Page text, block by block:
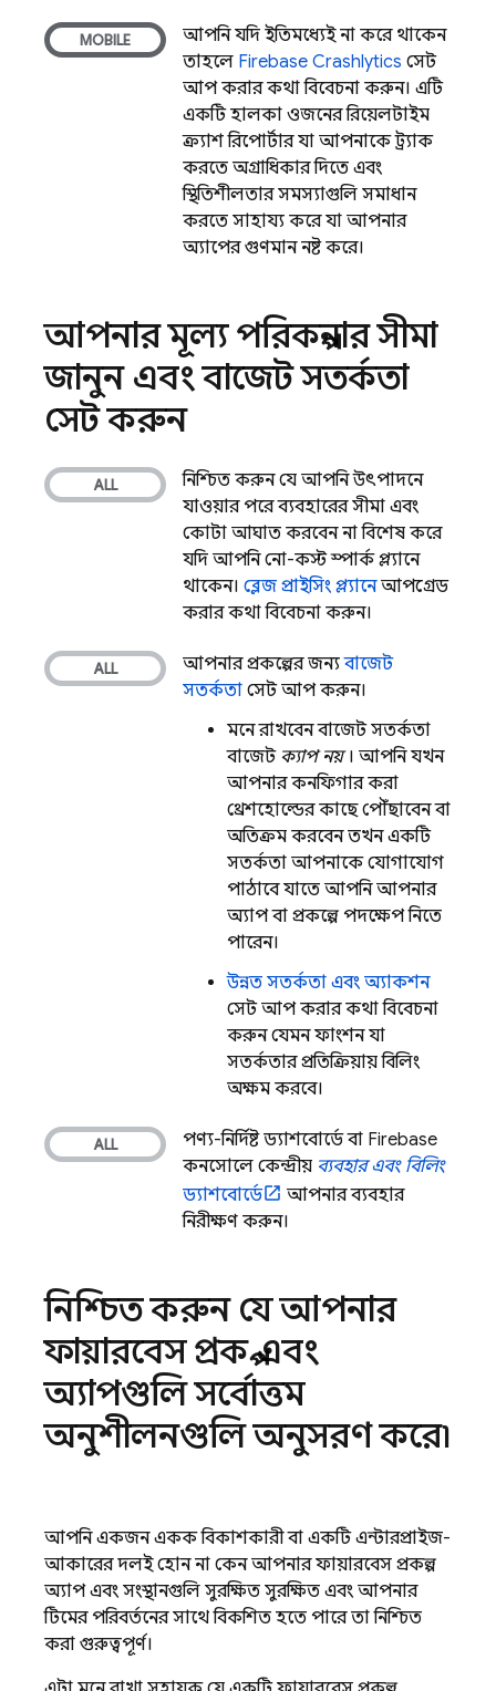
আপনি যদি ইতিমধ্যেই না করে থাকেন
তাহলে Firebase Crashlytics সেট
আপ করার কথা বিবেচনা করুন। এটি
একটি হালকা ওজনের, রিয়েলটাইম
ক্র্যাশ রিপোর্টার যা আপনাকে ট্র্যাক
করতে, অগ্রাধিকার দিতে এবং
স্থিতিশীলতার সমস্যাগুলি সমাধান
করতে সাহায্য করে যা আপনার
অ্যাপের গুণমান নষ্ট করে।
আপনার মূল্য পরিকল্পনার সীমা
জানুন এবং বাজেট সতর্কতা
সেট করুন
নিশ্চিত করুন যে আপনি উৎপাদনে
যাওয়ার পরে ব্যবহারের সীমা এবং
কোটা আঘাত করবেন না, বিশেষ করে
যদি আপনি নো-কস্ট স্পার্ক প্ল্যানে
থাকেন। ব্লেজ প্রাইসিং প্ল্যানেআপগ্রেড
করার কথা বিবেচনা করুন।
আপনার প্রকল্পের জন্যবাজেট
সতর্কতা সেট আপ করুন।
মনে রাখবেন বাজেট সতর্কতা
বাজেট ক্যাপ নয়। আপনি যখন
আপনার কনফিগার করা
থ্রেশহোল্ডের কাছে পৌঁছাবেন বা
অতিক্রম করবেন তখন একটি
সতর্কতা আপনাকে যোগাযোগ
পাঠাবে যাতে আপনি আপনার
অ্যাপ বা প্রকল্পে পদক্ষেপ নিতে
পারেন।
উন্নত সতর্কতা এবং অ্যাকশন
সেট আপ করার কথা বিবেচনা
করুন, যেমন ফাংশন যা
সতর্কতার প্রতিক্রিয়ায় বিলিং
অক্ষম করবে।
পণ্য-নির্দিষ্ট ড্যাশবোর্ডে বা Firebase
কনসোলে কেন্দ্রীয় ব্যবহার এবং বিলিং
ড্যাশবোর্ডে
আপনার ব্যবহার
নিরীক্ষণ করুন।
নিশ্চিত করুন যে আপনার
ফায়ারবেস প্রকল্প এবং
অ্যাপগুলি সর্বোত্তম
অনুশীলনগুলি অনুসরণ করে৷
আপনি একজন একক বিকাশকারী বা একটি এন্টারপ্রাইজ-
আকারের দলই হোন না কেন, আপনার ফায়ারবেস প্রকল্প,
অ্যাপ এবং সংস্থানগুলি সুরক্ষিত, সুরক্ষিত এবং আপনার
টিমের পরিবর্তনের সাথে বিকশিত হতে পারে তা নিশ্চিত
করা গুরুত্বপূর্ণ।